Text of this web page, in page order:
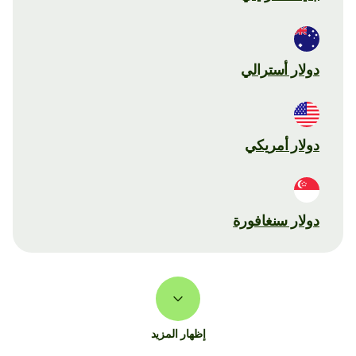
دولار أسترالي
دولار أمريكي
دولار سنغافورة
إظهار المزيد